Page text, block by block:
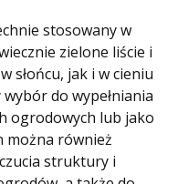
stosowany w
zielone liście i
słońcu, jak i w cieniu
do wypełniania
ogrodowych lub jako
można również
struktury i